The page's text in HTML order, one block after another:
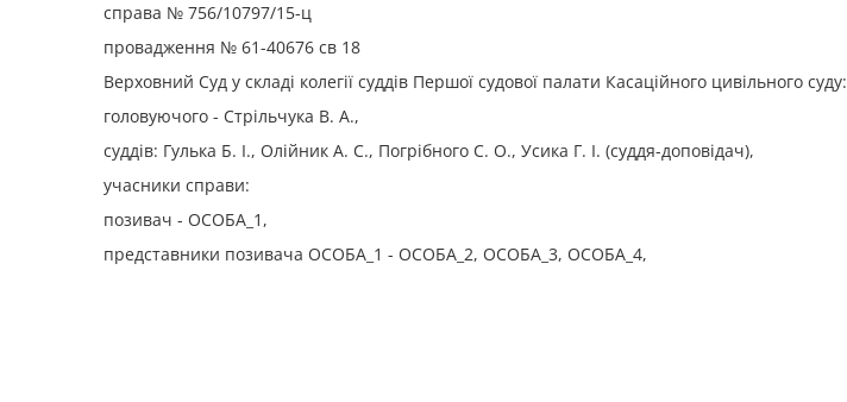
справа № 756/10797/15-ц
провадження № 61-40676 св 18
Верховний Суд у складі колегії суддів Першої судової палати Касаційного цивільного суду:
головуючого - Стрільчука В. А.,
суддів: Гулька Б. І., Олійник А. С., Погрібного С. О., Усика Г. І. (суддя-доповідач),
учасники справи:
позивач - ОСОБА_1,
представники позивача ОСОБА_1 - ОСОБА_2, ОСОБА_3, ОСОБА_4,